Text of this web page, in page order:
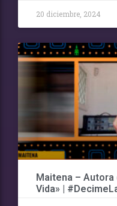
20 diciembre, 2024
Maitena – Autora
Vida» |